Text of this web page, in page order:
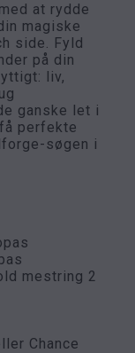
at rydde
magiske
side. Fyld
på din
liv,
ganske let i
perfekte
søgen i
mestring 2
Chance